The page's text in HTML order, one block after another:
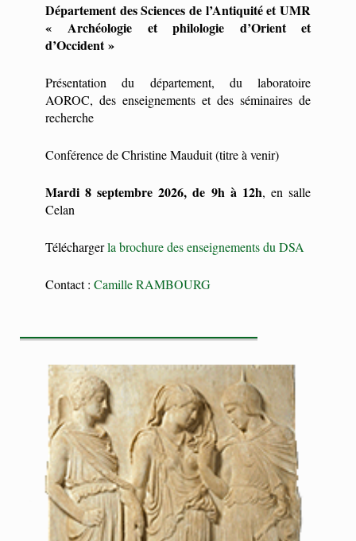
Département des Sciences de l’Antiquité et UMR
« Archéologie et philologie d’Orient et
d’Occident »
Présentation du département, du laboratoire
AOROC, des enseignements et des séminaires de
recherche
Conférence de Christine Mauduit (titre à venir)
Mardi 8 septembre 2026, de 9h à 12h, en salle
Celan
Téléchargerla brochure des enseignements du DSA
Contact : Camille RAMBOURG